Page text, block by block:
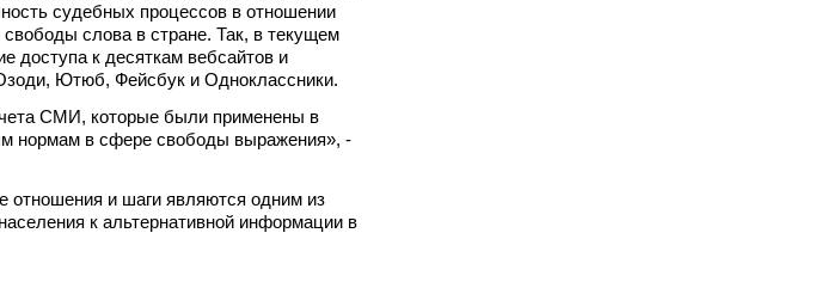
судебных процессов в отношении
слова в стране. Так, в текущем
доступа к десяткам вебсайтов и
Ютюб, Фейсбук и Одноклассники.
СМИ, которые были применены в
нормам в сфере свободы выражения», -
отношения и шаги являются одним из
к альтернативной информации в